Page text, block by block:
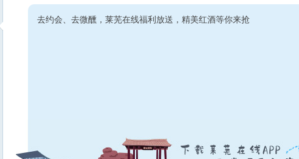
去约会、去微醺，莱芜在线福利放送，精美红酒等你来抢